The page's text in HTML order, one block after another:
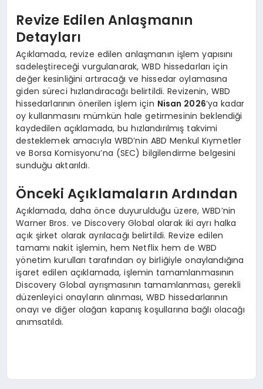
Revize Edilen Anlaşmanın
Detayları
Açıklamada, revize edilen anlaşmanın işlem yapısını
sadeleştireceği vurgulanarak, WBD hissedarları için
değer kesinliğini artıracağı ve hissedar oylamasına
giden süreci hızlandıracağı belirtildi. Revizenin, WBD
hissedarlarının önerilen işlem için Nisan 2026‘ya kadar
oy kullanmasını mümkün hale getirmesinin beklendiği
kaydedilen açıklamada, bu hızlandırılmış takvimi
desteklemek amacıyla WBD’nin ABD Menkul Kıymetler
ve Borsa Komisyonu’na (SEC) bilgilendirme belgesini
sunduğu aktarıldı.
Önceki Açıklamaların Ardından
Açıklamada, daha önce duyurulduğu üzere, WBD’nin
Warner Bros. ve Discovery Global olarak iki ayrı halka
açık şirket olarak ayrılacağı belirtildi. Revize edilen
tamamı nakit işlemin, hem Netflix hem de WBD
yönetim kurulları tarafından oy birliğiyle onaylandığına
işaret edilen açıklamada, işlemin tamamlanmasının
Discovery Global ayrışmasının tamamlanması, gerekli
düzenleyici onayların alınması, WBD hissedarlarının
onayı ve diğer olağan kapanış koşullarına bağlı olacağı
anımsatıldı.